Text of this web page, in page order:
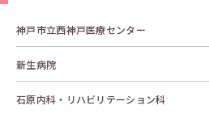
神戸市立西神戸医療センター
新生病院
石原内科・リハビリテーション科